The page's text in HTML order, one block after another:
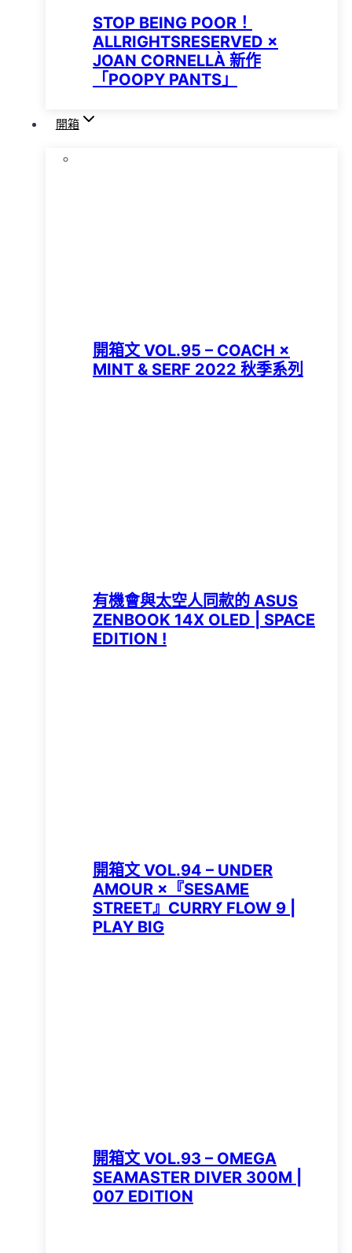
STOP BEING POOR！
ALLRIGHTSRESERVED ×
JOAN CORNELLÀ 新作
「POOPY PANTS」
開箱
開箱文 VOL.95 – COACH ×
MINT & SERF 2022 秋季系列
有機會與太空人同款的 ASUS
ZENBOOK 14X OLED | SPACE
EDITION !
開箱文 VOL.94 – UNDER
AMOUR ×『SESAME
STREET』CURRY FLOW 9 |
PLAY BIG
開箱文 VOL.93 – OMEGA
SEAMASTER DIVER 300M |
007 EDITION